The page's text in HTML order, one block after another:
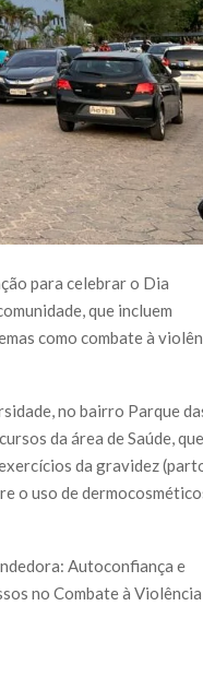
para celebrar o Dia
que incluem
como combate à
no bairro Parque
da área de Saúde, que
da gravidez
o uso de
Autoconfiança e
no Combate à